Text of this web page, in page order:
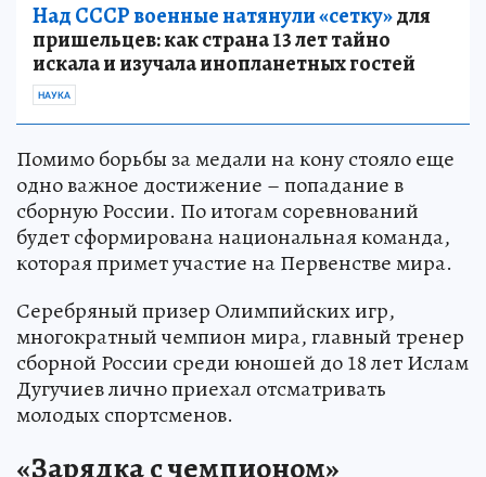
Над СССР военные натянули «сетку»для
пришельцев: как страна 13 лет тайно
искала и изучала инопланетных гостей
НАУКА
Помимо борьбы за медали на кону стояло еще
одно важное достижение – попадание в
сборную России. По итогам соревнований
будет сформирована национальная команда,
которая примет участие на Первенстве мира.
Серебряный призер Олимпийских игр,
многократный чемпион мира, главный тренер
сборной России среди юношей до 18 лет Ислам
Дугучиев лично приехал отсматривать
молодых спортсменов.
«Зарядка с чемпионом»